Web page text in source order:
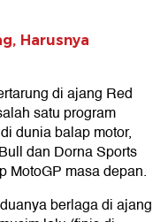
Harusnya
di ajang Red
satu program
dunia balap motor,
dan Dorna Sports
MotoGP masa depan.
berlaga di ajang